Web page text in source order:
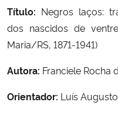
Título: Negros laços:
dos nascidos de
Maria/RS, 1871-1941)
Autora: Franciele Rocha
Orientador: Luís